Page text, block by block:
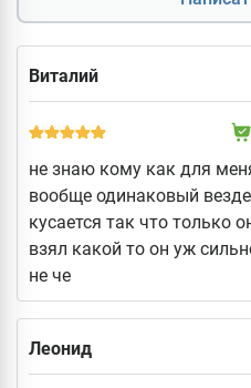
Виталий
не знаю кому как для
вообще одинаковый
кусается так что только
взял какой то он уж
не че
Леонид